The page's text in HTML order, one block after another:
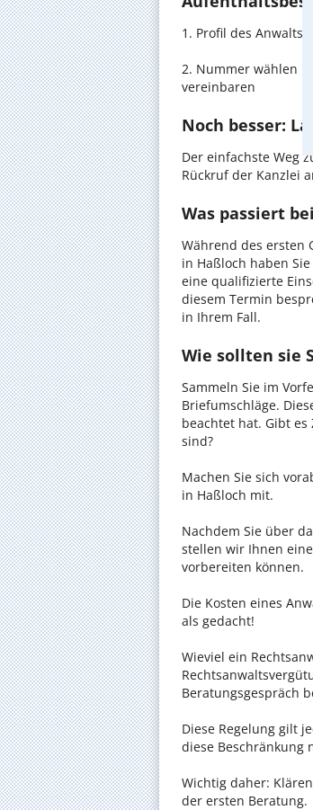
1. Profil des Anwalts
2. Nummer wählen
vereinbaren
Noch besser:
Der einfachste Weg
Rückruf der Kanzlei
Was passiert
Während des ersten
in Haßloch haben
eine qualifizierte
diesem Termin
in Ihrem Fall.
Wie sollten sie
Sammeln Sie im
Briefumschläge.
beachtet hat. Gibt
sind?
Machen Sie sich
in Haßloch mit.
Nachdem Sie über
stellen wir Ihnen
vorbereiten können.
Die Kosten eines
als gedacht!
Wieviel ein
Beratungsgespräch
Diese Regelung gilt
diese Beschränkung
Wichtig daher:
der ersten Beratung.